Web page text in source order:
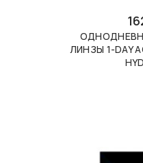
ЛИНЗЫ 1-DAY